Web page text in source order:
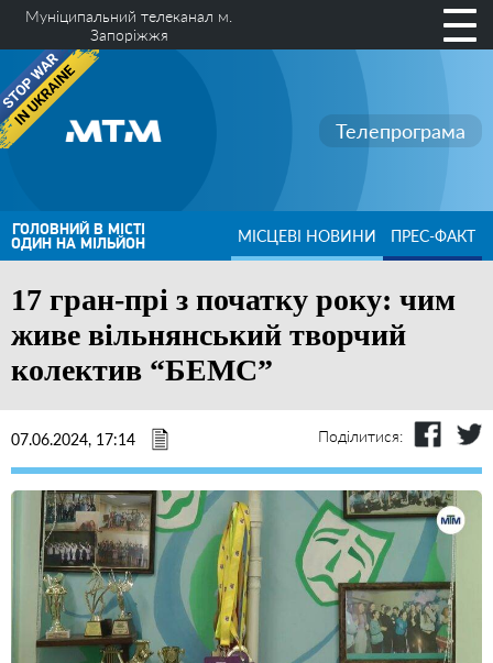
Муніципальний телеканал м.
Запоріжжя
Телепрограма
ГОЛОВНИЙ В МІСТІ
ОДИН НА МІЛЬЙОН МІСЦЕВІ НОВИНИ ПРЕС-ФАКТ
17 гран-прі з початку року: чим
живе вільнянський творчий
колектив “БЕМС”
07.06.2024, 17:14 Поділитися: